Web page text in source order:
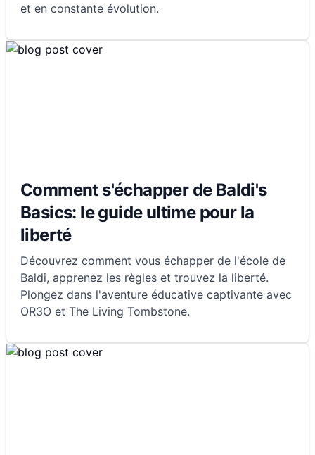
et en constante évolution.
Comment s'échapper de Baldi's
Basics: le guide ultime pour la
liberté
Découvrez comment vous échapper de l'école de
Baldi, apprenez les règles et trouvez la liberté.
Plongez dans l'aventure éducative captivante avec
OR3O et The Living Tombstone.